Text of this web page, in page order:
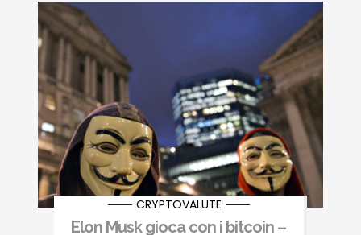
CRYPTOVALUTE
Elon Musk gioca con i bitcoin –